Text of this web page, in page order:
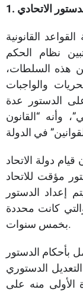
القانونية
نظام الحكم
هذه السلطات،
والواجبات
الدستور عدة
وأنه “القانون
دولة الاتحاد
عام 1971م. كدستور مؤقت للاتحاد
إعداد الدستور
والتي كانت محددة
بخمس سنوات.
بأحكام الدستور
الدستوري
المادة الأولى منه على